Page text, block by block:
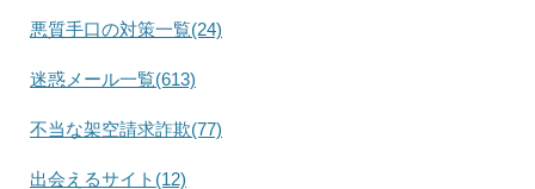
悪質手口の対策一覧(24)
迷惑メール一覧(613)
不当な架空請求詐欺(77)
出会えるサイト(12)